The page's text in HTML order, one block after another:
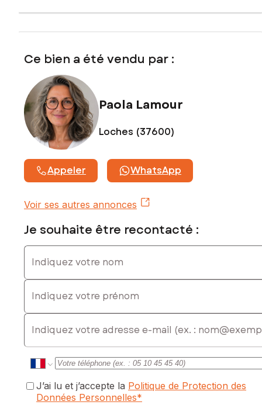
Ce bien a été vendu par :
Paola Lamour
Loches (37600)
Appeler WhatsApp
Voir ses autres annonces
Je souhaite être recontacté :
Indiquez votre nom
Indiquez votre prénom
E-mail
J’ai lu et j’accepte la Politique de Protection des
Données Personnelles*